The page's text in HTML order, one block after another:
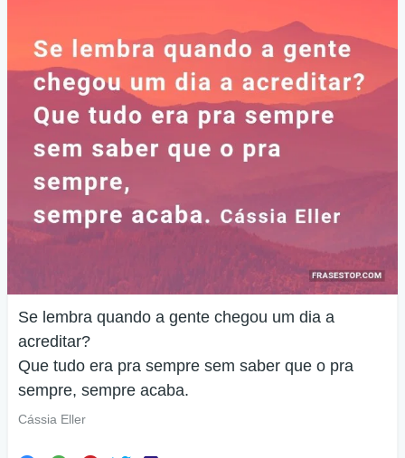
Se lembra quando a gente chegou um dia a
acreditar?
Que tudo era pra sempre sem saber que o pra
sempre, sempre acaba.
Cássia Eller